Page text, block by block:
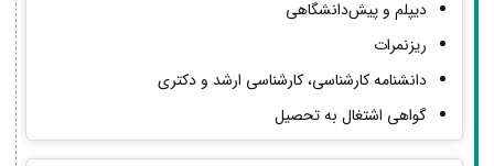
دیپلم و پیش‌دانشگاهی
ریزنمرات
دانشنامه کارشناسی، کارشناسی ارشد و دکتری
گواهی اشتغال به تحصیل